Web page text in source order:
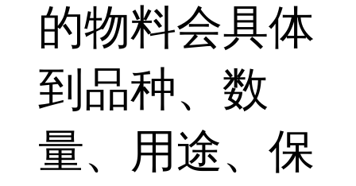
的物料会具体
到品种、数
量、用途、保